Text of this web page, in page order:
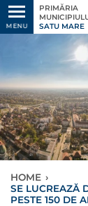
MENU
PRIMĂRIA
SATU MARE
HOME ›
SE LUCREAZĂ
PESTE 150 DE